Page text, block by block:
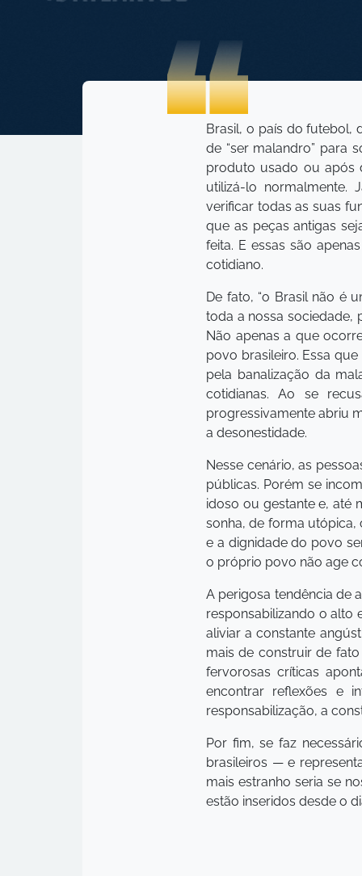
Brasil, o país do futebol,
de “ser malandro” para
produto usado ou após
utilizá-lo normalmente.
verificar todas as suas
que as peças antigas
feita. E essas são
cotidiano.
De fato, “o Brasil não é
toda a nossa sociedade,
Não apenas a que
povo brasileiro. Essa
pela banalização da
cotidianas. Ao se
progressivamente abriu
a desonestidade.
Nesse cenário, as
públicas. Porém se
idoso ou gestante e, até
sonha, de forma utópica,
e a dignidade do povo
o próprio povo não age
A perigosa tendência de
responsabilizando o alto
aliviar a constante
mais de construir de
fervorosas críticas
encontrar reflexões e
responsabilização, a
Por fim, se faz
brasileiros — e
mais estranho seria se
estão inseridos desde o